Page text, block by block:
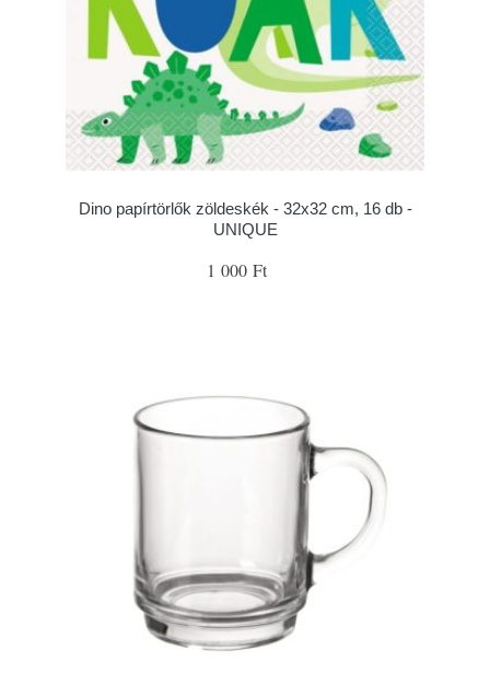
Dino papírtörlők zöldeskék - 32x32 cm, 16 db -
UNIQUE
1 000 Ft